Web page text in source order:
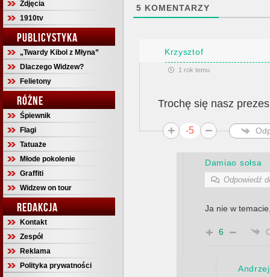
Zdjęcia
1910tv
PUBLICYSTYKA
„Twardy Kibol z Młyna”
Dlaczego Widzew?
Felietony
RÓŻNE
Śpiewnik
Flagi
Tatuaże
Młode pokolenie
Graffiti
Widzew on tour
REDAKCJA
Kontakt
Zespół
Reklama
Polityka prywatności
5 KOMENTARZY
Krzysztof
1 rok temu
Trochę się nasz
-5
Damiao sołsa
Odpowiedź
Ja nie w
6
Andrzej